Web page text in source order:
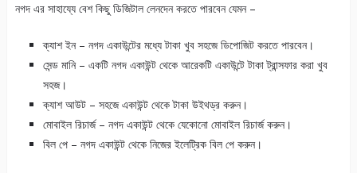
নগদ এর সাহায্যে বেশ কিছু ডিজিটাল লেনদেন করতে পারবেন যেমন –
ক্যাশ ইন – নগদ একাউন্টের মধ্যে টাকা খুব সহজে ডিপোজিট করতে পারবেন।
সেন্ড মানি – একটি নগদ একাউন্ট থেকে আরেকটি একাউন্টে টাকা ট্রান্সফার করা খুব
সহজ।
ক্যাশ আউট – সহজে একাউন্ট থেকে টাকা উইথড্র করুন।
মোবাইল রিচার্জ – নগদ একাউন্ট থেকে যেকোনো মোবাইল রিচার্জ করুন।
বিল পে – নগদ একাউন্ট থেকে নিজের ইলেট্রিক বিল পে করুন।